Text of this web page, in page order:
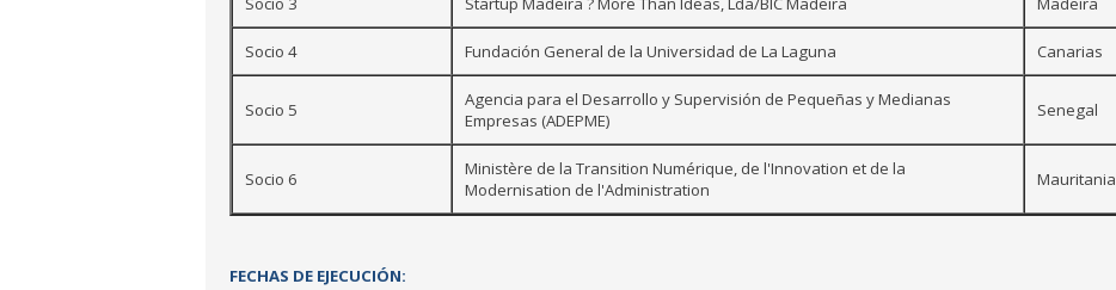
Socio 4 Fundación General de la Universidad de La Laguna Canarias
Socio 5
Agencia para el Desarrollo y Supervisión de Pequeñas y Medianas
Empresas (ADEPME)
Senegal
Socio 6
Ministère de la Transition Numérique, de l'Innovation et de la
Modernisation de l'Administration
Mauritania
FECHAS DE EJECUCIÓN: